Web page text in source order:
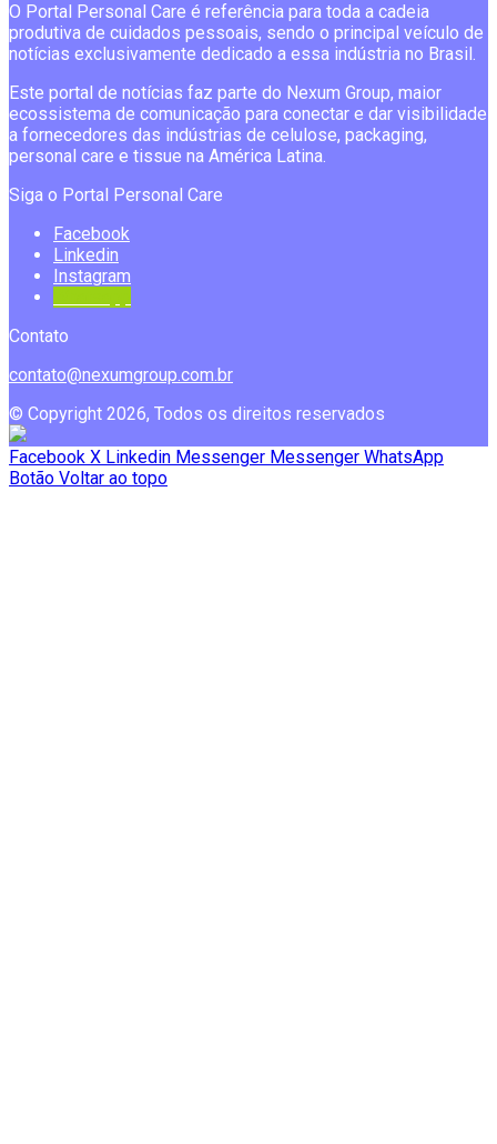
O Portal Personal Care é referência para toda a cadeia
produtiva de cuidados pessoais, sendo o principal veículo de
notícias exclusivamente dedicado a essa indústria no Brasil.
Este portal de notícias faz parte do Nexum Group, maior
ecossistema de comunicação para conectar e dar visibilidade
a fornecedores das indústrias de celulose, packaging,
personal care e tissue na América Latina.
Siga o Portal Personal Care
Facebook
Linkedin
Instagram
Contato
contato@nexumgroup.com.br
© Copyright 2026, Todos os direitos reservados
Facebook X Linkedin Messenger Messenger WhatsApp
Botão Voltar ao topo